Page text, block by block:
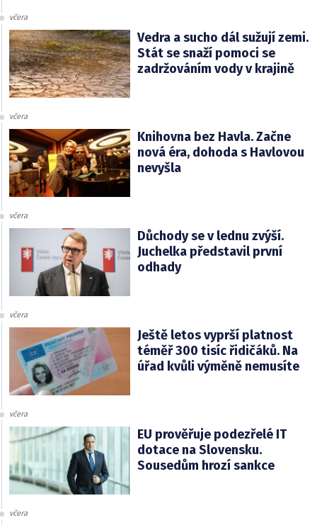
včera
Vedra a sucho dál sužují zemi.
Stát se snaží pomoci se
zadržováním vody v krajině
včera
Knihovna bez Havla. Začne
nová éra, dohoda s Havlovou
nevyšla
včera
Důchody se v lednu zvýší.
Juchelka představil první
odhady
včera
Ještě letos vyprší platnost
téměř 300 tisíc řidičáků. Na
úřad kvůli výměně nemusíte
včera
EU prověřuje podezřelé IT
dotace na Slovensku.
Sousedům hrozí sankce
včera